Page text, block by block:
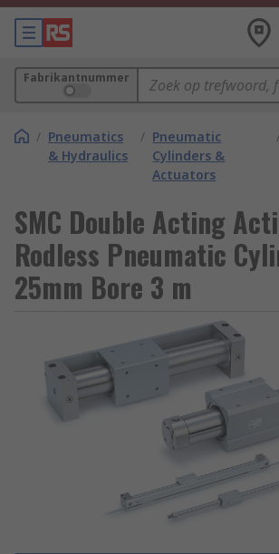
Fabrikantnummer
/ Pneumatics
& Hydraulics
/ Pneumatic
Cylinders &
Actuators
SMC Double Acting
Rodless Pneumatic
25mm Bore 3 m